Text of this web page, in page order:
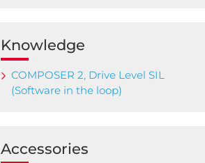
Knowledge
COMPOSER 2, Drive Level SIL
(Software in the loop)
Accessories